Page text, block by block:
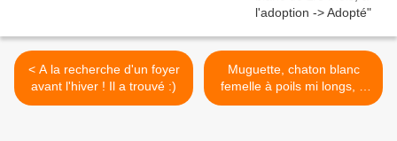
< A la recherche d'un foyer
avant l'hiver ! Il a trouvé :)
Muguette, chaton blanc
femelle à poils mi longs, à
l'adoption -> adoptée >